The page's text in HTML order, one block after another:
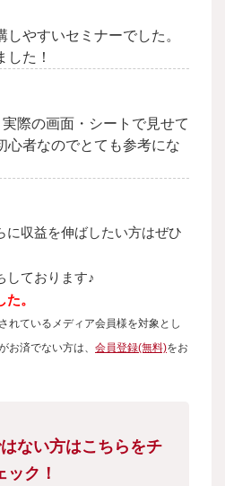
やすいセミナーでした。
した！
際の画面・シートで見せて
心者なのでとても参考にな
に収益を伸ばしたい方はぜひ
しております♪
。
れているメディア会員様を対象とし
お済でない方は、 会員登録(無料)をお
ない方はこちらをチ
ック！